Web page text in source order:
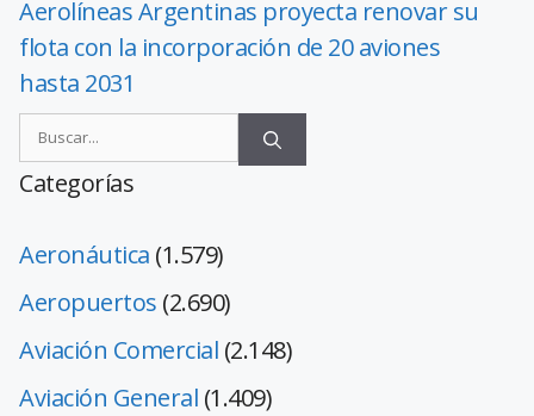
Aerolíneas Argentinas proyecta renovar su
flota con la incorporación de 20 aviones
hasta 2031
Categorías
Aeronáutica (1.579)
Aeropuertos (2.690)
Aviación Comercial (2.148)
Aviación General (1.409)